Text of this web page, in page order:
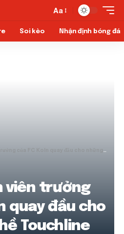
Aa
Soi kèo Nhận định bóng đá
viên trưởng
quay đầu cho
Touchline